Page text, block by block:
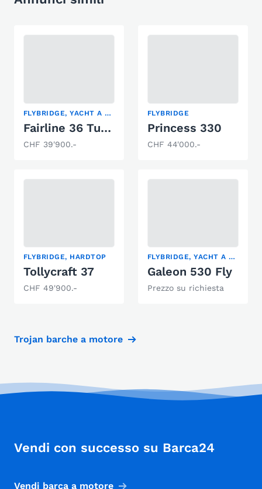
FLYBRIDGE, YACHT A MOTORE
Fairline 36 Turbo
CHF 39'900.-
FLYBRIDGE
Princess 330
CHF 44'000.-
FLYBRIDGE, HARDTOP
Tollycraft 37
CHF 49'900.-
FLYBRIDGE, YACHT A MOTORE
Galeon 530 Fly
Prezzo su richiesta
Trojan barche a motore
Vendi con successo su Barca24
Vendi barca a motore